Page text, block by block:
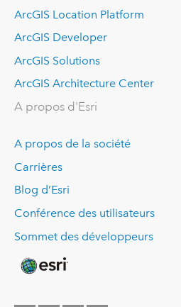
ArcGIS Location Platform
ArcGIS Developer
ArcGIS Solutions
ArcGIS Architecture Center
A propos d'Esri
A propos de la société
Carrières
Blog d’Esri
Conférence des utilisateurs
Sommet des développeurs